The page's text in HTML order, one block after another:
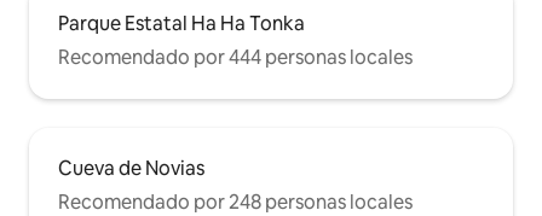
Parque Estatal Ha Ha Tonka
Recomendado por 444 personas locales
Cueva de Novias
Recomendado por 248 personas locales